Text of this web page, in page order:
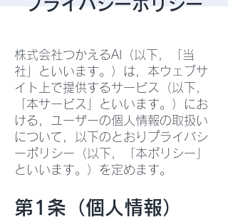
プライバシーポリシー
株式会社つかえるAI（以下，「当
社」といいます。）は，本ウェブサ
イト上で提供するサービス（以下,
「本サービス」といいます。）にお
ける，ユーザーの個人情報の取扱い
について，以下のとおりプライバシ
ーポリシー（以下，「本ポリシー」
といいます。）を定めます。
第1条（個人情報）